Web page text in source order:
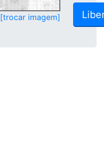
[trocar imagem]